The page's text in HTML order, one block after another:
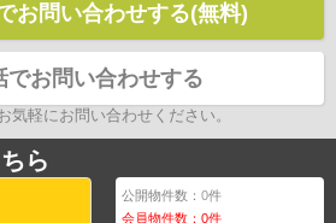
お問い合わせする(無料)
でお問い合わせする
気軽にお問い合わせください。
ら
公開物件数：0件
会員物件数：0件